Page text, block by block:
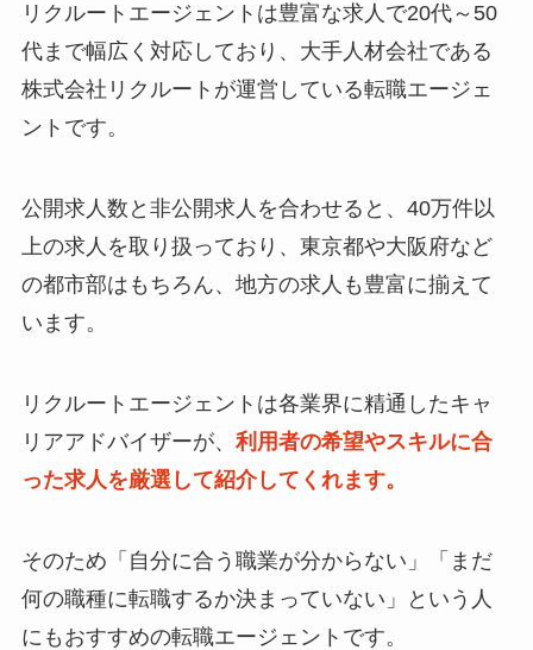
リクルートエージェント は豊富な求人で20代～50
代まで幅広く対応しており、大手人材会社である
株式会社リクルートが運営している転職エージェ
ントです。
公開求人数と非公開求人を合わせると、40万件以
上の求人を取り扱っており、東京都や大阪府など
の都市部はもちろん、地方の求人も豊富に揃えて
います。
リクルートエージェントは各業界に精通したキャ
リアアドバイザーが、 利用者の希望やスキルに合
った求人を厳選して紹介してくれます。
そのため「自分に合う職業が分からない」「まだ
何の職種に転職するか決まっていない」という人
にもおすすめの転職エージェントです。